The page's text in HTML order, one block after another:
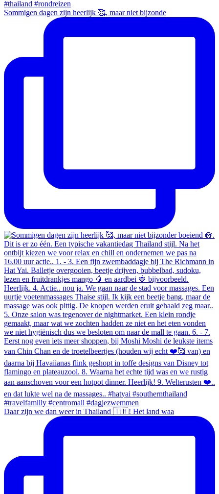
Sommigen dagen zijn heerlijk 🥰, maar niet bijzonde
Daar zijn we dan weer in Thailand 🇹🇭! Het land waa